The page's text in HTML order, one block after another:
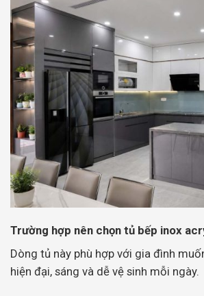
Trường hợp nên chọn tủ bếp inox
Dòng tủ này phù hợp với gia đình
hiện đại, sáng và dễ vệ sinh mỗi ngày.